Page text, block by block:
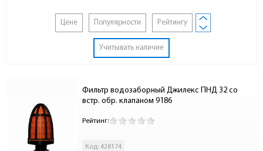
Цене Популярности Рейтингу
Учитывать наличие
Фильтр водозаборный Джилекс ПНД 32 со
встр. обр. клапаном 9186
Рейтинг:
Код: 428174